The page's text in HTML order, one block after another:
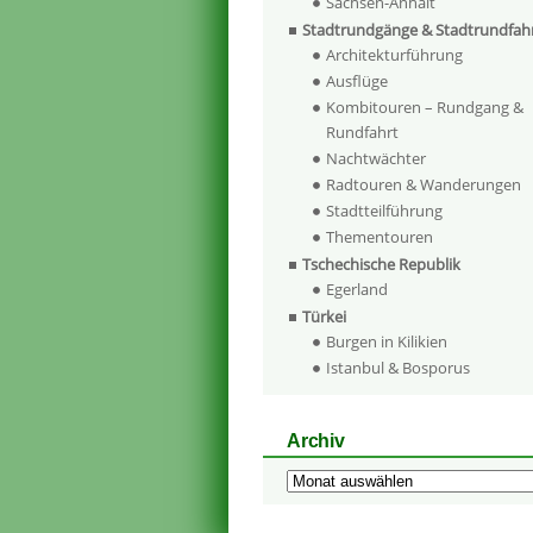
Stadtrundgänge &
Architekturführung
Ausflüge
Kombitouren – Rundgang &
Rundfahrt
Nachtwächter
Radtouren & Wanderungen
Stadtteilführung
Thementouren
Tschechische Republik
Egerland
Türkei
Burgen in Kilikien
Istanbul & Bosporus
Archiv
Archiv